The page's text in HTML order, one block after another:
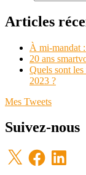
Articles
À mi-mandat
20 ans
Quels sont
2023 ?
Mes Tweets
Suivez-nous
X FacebookLinkedIn